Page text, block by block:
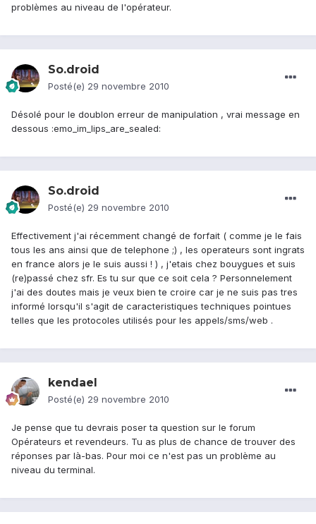
problèmes au niveau de l'opérateur.
So.droid
Posté(e) 29 novembre 2010
Désolé pour le doublon erreur de manipulation , vrai message en
dessous :emo_im_lips_are_sealed:
So.droid
Posté(e) 29 novembre 2010
Effectivement j'ai récemment changé de forfait ( comme je le fais
tous les ans ainsi que de telephone ;) , les operateurs sont ingrats
en france alors je le suis aussi ! ) , j'etais chez bouygues et suis
(re)passé chez sfr. Es tu sur que ce soit cela ? Personnelement
j'ai des doutes mais je veux bien te croire car je ne suis pas tres
informé lorsqu'il s'agit de caracteristiques techniques pointues
telles que les protocoles utilisés pour les appels/sms/web .
kendael
Posté(e) 29 novembre 2010
Je pense que tu devrais poser ta question sur le forum
Opérateurs et revendeurs. Tu as plus de chance de trouver des
réponses par là-bas. Pour moi ce n'est pas un problème au
niveau du terminal.